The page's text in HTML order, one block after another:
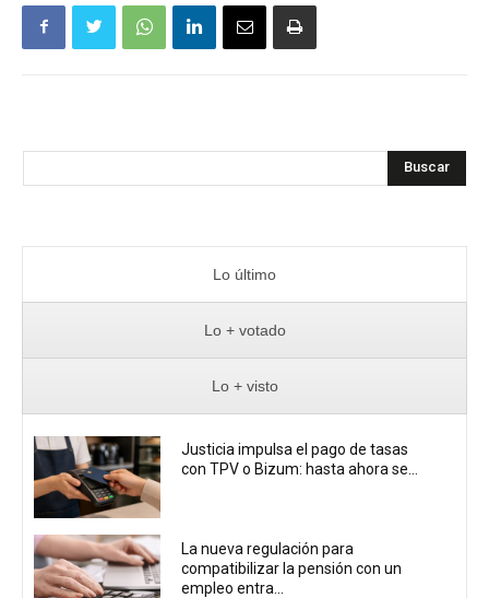
Buscar
Lo último
Lo + votado
Lo + visto
Justicia impulsa el pago de tasas
con TPV o Bizum: hasta ahora se...
La nueva regulación para
compatibilizar la pensión con un
empleo entra...